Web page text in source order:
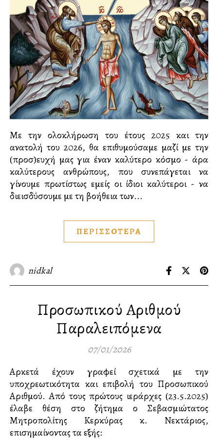
Με την ολοκλήρωση του έτους 2025 και την
ανατολή του 2026, θα επιθυμούσαμε μαζί με την
(προσ)ευχή μας για έναν καλύτερο κόσμο - άρα
καλύτερους ανθρώπους, που συνεπάγεται να
γίνουμε πρωτίστως εμείς οι ίδιοι καλύτεροι - να
διεισδύσουμε με τη βοήθεια των...
ΠΕΡΙΣΣΟΤΕΡΑ
nidkal
Προσωπικού Αριθμού
Παραλειπόμενα
07/01/2026
Αρκετά έχουν γραφεί σχετικά με την
υποχρεωτικότητα και επιβολή του Προσωπικού
Αριθμού. Από τους πρώτους ιεράρχες (23.5.2025)
έλαβε θέση στο ζήτημα ο Σεβασμιώτατος
Μητροπολίτης Κερκύρας κ. Νεκτάριος,
επισημαίνοντας τα εξής: